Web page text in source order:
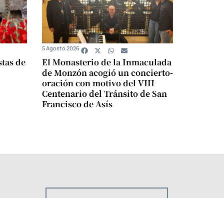
de
El Monasterio de la Inmaculada
de Monzón acogió un concierto-
oración con motivo del VIII
Centenario del Tránsito de San
Francisco de Asís
5 Agosto 2026